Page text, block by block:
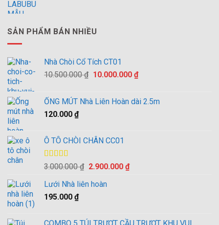
SẢN PHẨM BÁN NHIỀU
Nhà Chòi Cổ Tích CT01
10.500.000₫ Giá
10.500.000 ₫.
10.000.000 ₫Giá
là:
ỐNG MÚT Nhà Liên Hoàn dài 2.5m
120.000 ₫
Ô TÔ CHÒI CHÂN CC01
Được xếp
5 sao
3.000.000₫ Giá
là:
2.900.000 ₫Giá
Lưới Nhà liên hoàn
195.000 ₫